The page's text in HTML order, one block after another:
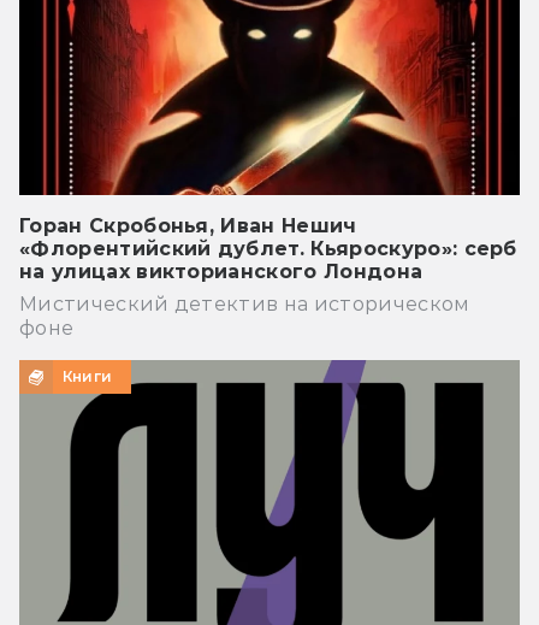
Горан Скробонья, Иван Нешич
«Флорентийский дублет. Кьяроскуро»: серб
на улицах викторианского Лондона
Мистический детектив на историческом
фоне
Книги